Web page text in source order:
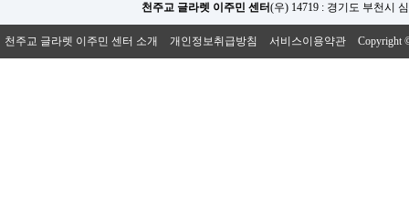
천주교 글라렛 이주민 센터(우) 14719 : 경기도 부천시
천주교 글라렛 이주민 센터 소개 개인정보취급방침 서비스이용약관 Copyright